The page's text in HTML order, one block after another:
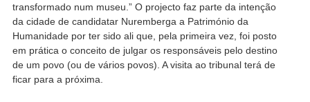
transformado num museu.” O projecto faz parte da intenção
da cidade de candidatar Nuremberga a Património da
Humanidade por ter sido ali que, pela primeira vez, foi posto
em prática o conceito de julgar os responsáveis pelo destino
de um povo (ou de vários povos). A visita ao tribunal terá de
ficar para a próxima.